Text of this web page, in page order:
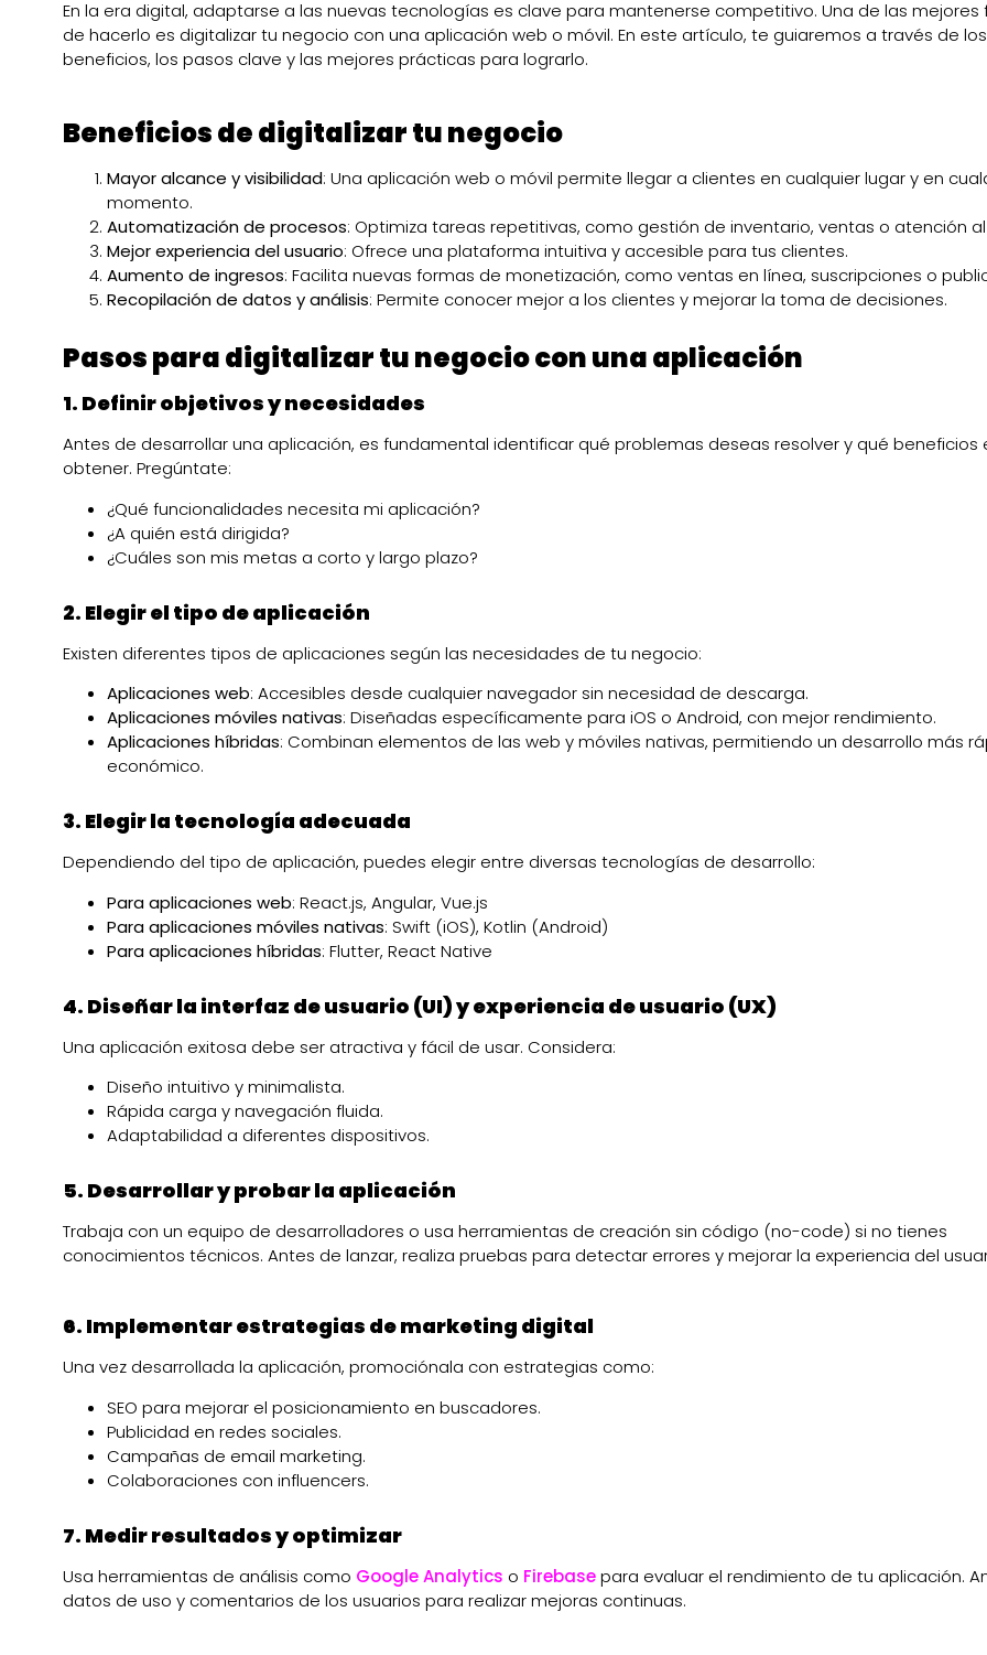
En la era digital, adaptarse a las nuevas tecnologías es clave para mantenerse competitivo. Una de las mejores
de hacerlo es digitalizar tu negocio con una aplicación web o móvil. En este artículo, te guiaremos a través de los
beneficios, los pasos clave y las mejores prácticas para lograrlo.
Beneficios de digitalizar tu negocio
Mayor alcance y visibilidad: Una aplicación web o móvil permite llegar a clientes en cualquier lugar y en
momento.
Automatización de procesos: Optimiza tareas repetitivas, como gestión de inventario, ventas o atención
Mejor experiencia del usuario: Ofrece una plataforma intuitiva y accesible para tus clientes.
Aumento de ingresos: Facilita nuevas formas de monetización, como ventas en línea, suscripciones o
Recopilación de datos y análisis: Permite conocer mejor a los clientes y mejorar la toma de decisiones.
Pasos para digitalizar tu negocio con una aplicación
1. Definir objetivos y necesidades
Antes de desarrollar una aplicación, es fundamental identificar qué problemas deseas resolver y qué beneficios
obtener. Pregúntate:
¿Qué funcionalidades necesita mi aplicación?
¿A quién está dirigida?
¿Cuáles son mis metas a corto y largo plazo?
2. Elegir el tipo de aplicación
Existen diferentes tipos de aplicaciones según las necesidades de tu negocio:
Aplicaciones web: Accesibles desde cualquier navegador sin necesidad de descarga.
Aplicaciones móviles nativas: Diseñadas específicamente para iOS o Android, con mejor rendimiento.
Aplicaciones híbridas: Combinan elementos de las web y móviles nativas, permitiendo un desarrollo más
económico.
3. Elegir la tecnología adecuada
Dependiendo del tipo de aplicación, puedes elegir entre diversas tecnologías de desarrollo:
Para aplicaciones web: React.js, Angular, Vue.js
Para aplicaciones móviles nativas: Swift (iOS), Kotlin (Android)
Para aplicaciones híbridas: Flutter, React Native
4. Diseñar la interfaz de usuario (UI) y experiencia de usuario (UX)
Una aplicación exitosa debe ser atractiva y fácil de usar. Considera:
Diseño intuitivo y minimalista.
Rápida carga y navegación fluida.
Adaptabilidad a diferentes dispositivos.
5. Desarrollar y probar la aplicación
Trabaja con un equipo de desarrolladores o usa herramientas de creación sin código (no-code) si no tienes
conocimientos técnicos. Antes de lanzar, realiza pruebas para detectar errores y mejorar la experiencia del
6. Implementar estrategias de marketing digital
Una vez desarrollada la aplicación, promociónala con estrategias como:
SEO para mejorar el posicionamiento en buscadores.
Publicidad en redes sociales.
Campañas de email marketing.
Colaboraciones con influencers.
7. Medir resultados y optimizar
Usa herramientas de análisis como Google Analytics o Firebasepara evaluar el rendimiento de tu aplicación.
datos de uso y comentarios de los usuarios para realizar mejoras continuas.